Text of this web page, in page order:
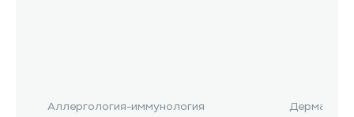
Аллергология-иммунология